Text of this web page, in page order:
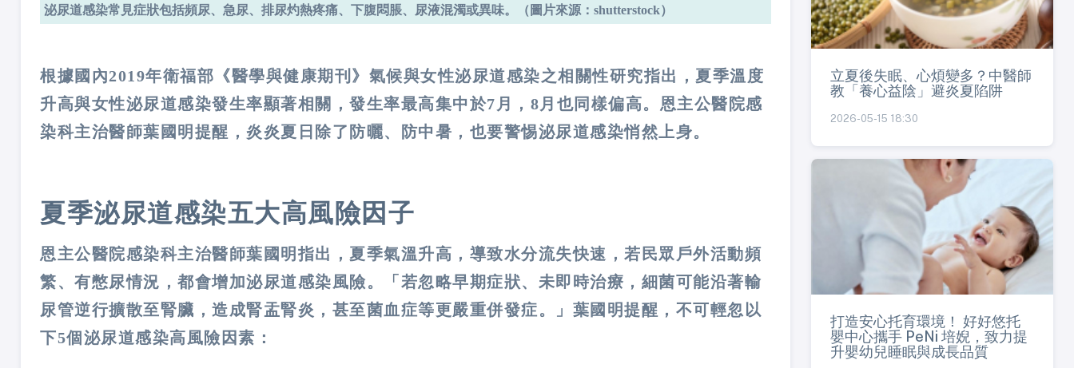
泌尿道感染常見症狀包括頻尿、急尿、排尿灼熱疼痛、下腹悶脹、尿液混濁或異味。（圖片來源：shutterstock）
根據國內2019年衛福部《醫學與健康期刊》氣候與女性泌尿道感染之相關性研究指出，夏季溫度
升高與女性泌尿道感染發生率顯著相關，發生率最高集中於7月，8月也同樣偏高。恩主公醫院感
染科主治醫師葉國明提醒，炎炎夏日除了防曬、防中暑，也要警惕泌尿道感染悄然上身。
夏季泌尿道感染五大高風險因子
恩主公醫院感染科主治醫師葉國明指出，夏季氣溫升高，導致水分流失快速，若民眾戶外活動頻
繁、有憋尿情況，都會增加泌尿道感染風險。「 若忽略早期症狀、未即時治療，細菌可能沿著輸
尿管逆行擴散至腎臟，造成腎盂腎炎，甚至菌血症等更嚴重併發症。」葉國明提醒，不可輕忽以
下5個泌尿道感染高風險因素：
立夏後失眠、心煩變多？中醫師
教「養心益陰」避炎夏陷阱
2026-05-15 18:30
打造安心托育環境！ 好好悠托
嬰中心攜手 PeNi 培婗，致力提
升嬰幼兒睡眠與成長品質